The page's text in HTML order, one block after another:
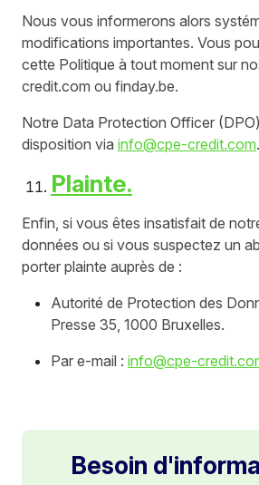
Nous vous informerons alors
modifications importantes. Vous
cette Politique à tout moment sur
credit.com ou finday.be.
Notre Data Protection Officer
disposition via info@cpe-credit.com.
Plainte.
Enfin, si vous êtes insatisfait de
données ou si vous suspectez un
porter plainte auprès de :
Autorité de Protection des
Presse 35, 1000 Bruxelles.
Par e-mail : info@cpe-
Besoin